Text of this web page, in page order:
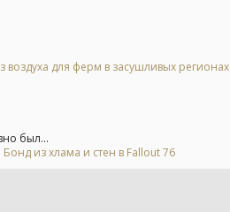
для ферм в засушливых регионах
был...
из хлама и стен в Fallout 76